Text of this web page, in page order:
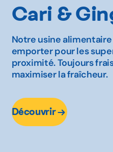
Cari &
Notre usine
emporter pour les
proximité. Toujours
maximiser la fraîcheur.
Découvrir